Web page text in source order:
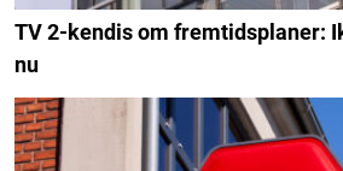
TV 2-kendis om fremtidsplaner:
nu